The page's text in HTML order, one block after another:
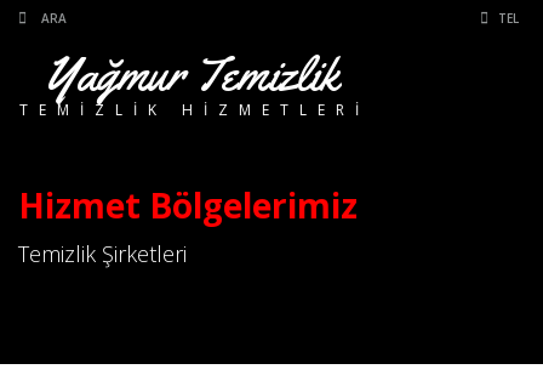
TEL
Yağmur Temizlik
TEMIZLIK HIZMETLERI
Hizmet Bölgelerimiz
Temizlik Şirketleri